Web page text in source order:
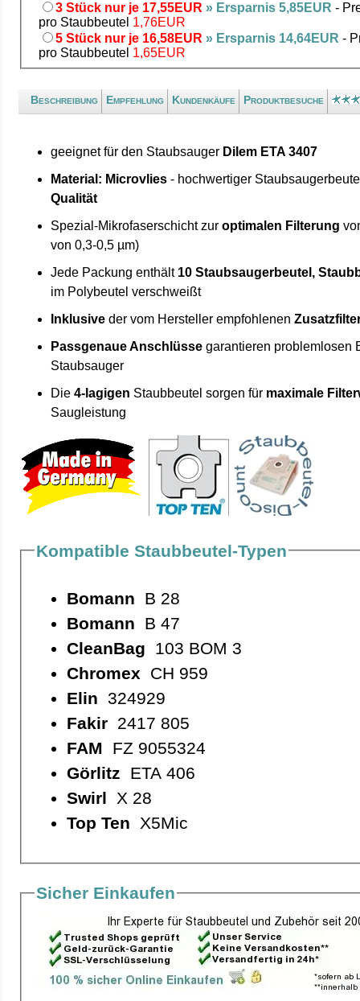
3 Stück nur je 17,55EUR » Ersparnis 5,85EUR -
pro Staubbeutel 1,76EUR
5 Stück nur je 16,58EUR » Ersparnis 14,64EUR -
pro Staubbeutel 1,65EUR
Beschreibung Empfehlung Kundenkäufe Produktbesuche
geeignet für den Staubsauger Dilem ETA 3407
Material: Microvlies - hochwertiger
Qualität
Spezial-Mikrofaserschicht zuroptimalen Filterung
von 0,3-0,5 µm)
Jede Packung enthält 10 Staubsaugerbeutel,
im Polybeutel verschweißt
Inklusive der vom Hersteller empfohlenen
Passgenaue Anschlüsse garantieren problemlosen
Staubsauger
Die4-lagigen Staubbeutel sorgen für maximale
Saugleistung
Kompatible Staubbeutel-Typen
Bomann B 28
Bomann B 47
CleanBag 103 BOM 3
Chromex CH 959
Elin 324929
Fakir2417 805
FAM FZ 9055324
Görlitz ETA 406
Swirl X 28
Top Ten X5Mic
Sicher Einkaufen